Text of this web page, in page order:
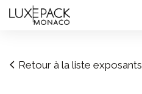
Consent choices
Retour à la liste exposants